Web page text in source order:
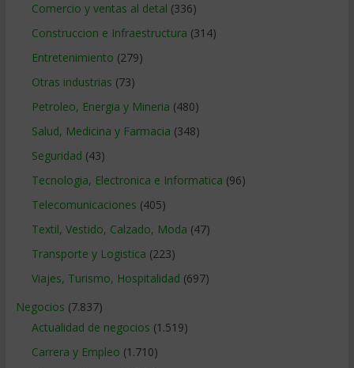
Comercio y ventas al detal (336)
Construccion e Infraestructura (314)
Entretenimiento (279)
Otras industrias (73)
Petroleo, Energia y Mineria (480)
Salud, Medicina y Farmacia (348)
Seguridad (43)
Tecnologia, Electronica e Informatica (96)
Telecomunicaciones (405)
Textil, Vestido, Calzado, Moda (47)
Transporte y Logistica (223)
Viajes, Turismo, Hospitalidad (697)
Negocios (7.837)
Actualidad de negocios (1.519)
Carrera y Empleo (1.710)